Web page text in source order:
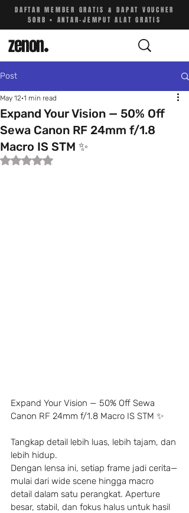
DAFTAR MEMBER GRATIS & DAPAT VOUCHER
50RB • ANTAR-JEMPUT ALAT GRATIS
zenon.
Post
Expand Your Vision — 50% Off
Sewa Canon RF 24mm f/1.8
Macro IS STM ✨
May 12 1 min read
Rated NaN out of 5 stars.
Expand Your Vision — 50% Off Sewa
Canon RF 24mm f/1.8 Macro IS STM ✨
Tangkap detail lebih luas, lebih tajam, dan
lebih hidup.
Dengan lensa ini, setiap frame jadi cerita—
mulai dari wide scene hingga macro
detail dalam satu perangkat. Aperture
besar, stabil, dan fokus halus untuk hasil